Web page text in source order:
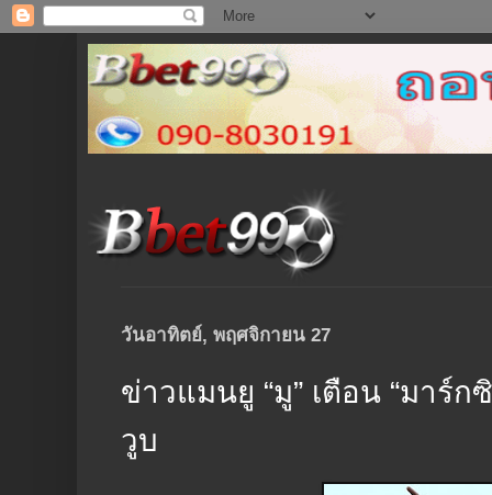
วันอาทิตย์, พฤศจิกายน 27
ข่าวแมนยู “มู” เตือน “มาร์
วูบ